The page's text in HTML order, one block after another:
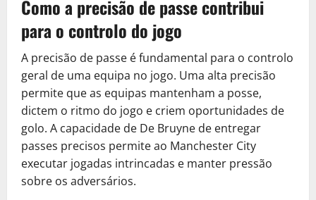
Como a precisão de passe contribui
para o controlo do jogo
A precisão de passe é fundamental para o controlo
geral de uma equipa no jogo. Uma alta precisão
permite que as equipas mantenham a posse,
dictem o ritmo do jogo e criem oportunidades de
golo. A capacidade de De Bruyne de entregar
passes precisos permite ao Manchester City
executar jogadas intrincadas e manter pressão
sobre os adversários.